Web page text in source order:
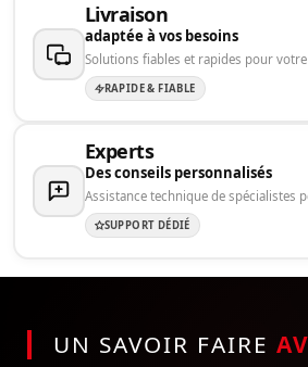
Livraison
adaptée à vos besoins
Solutions fiables et rapides pour
RAPIDE & FIABLE
Experts
Des conseils personnalisés
Assistance technique de spécialistes
SUPPORT DÉDIÉ
UN SAVOIR FAIRE